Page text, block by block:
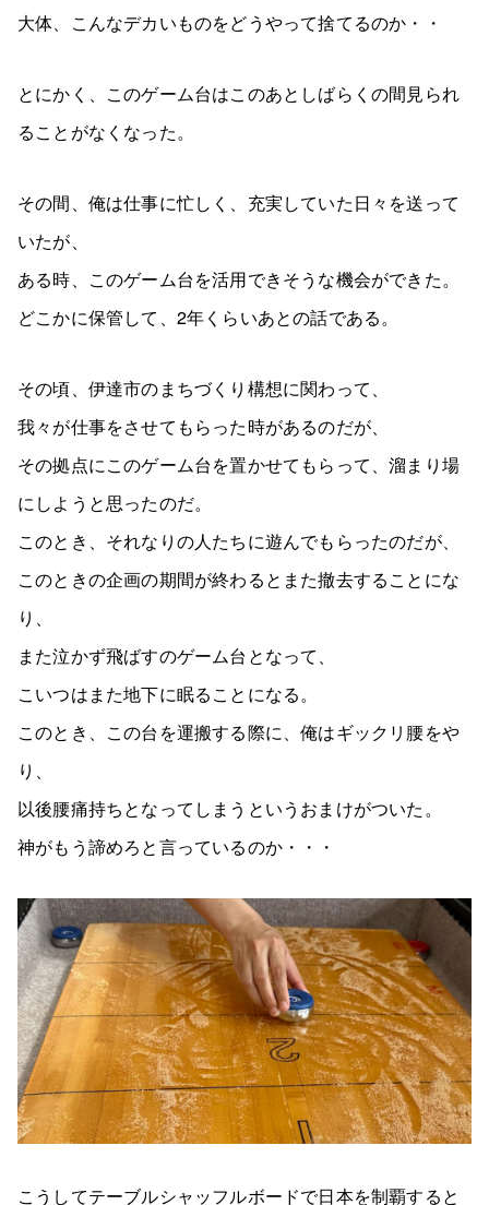
大体、こんなデカいものをどうやって捨てるのか・・
とにかく、このゲーム台はこのあとしばらくの間見られ
ることがなくなった。
その間、俺は仕事に忙しく、充実していた日々を送って
いたが、
ある時、このゲーム台を活用できそうな機会ができた。
どこかに保管して、2年くらいあとの話である。
その頃、伊達市のまちづくり構想に関わって、
我々が仕事をさせてもらった時があるのだが、
その拠点にこのゲーム台を置かせてもらって、溜まり場
にしようと思ったのだ。
このとき、それなりの人たちに遊んでもらったのだが、
このときの企画の期間が終わるとまた撤去することにな
り、
また泣かず飛ばすのゲーム台となって、
こいつはまた地下に眠ることになる。
このとき、この台を運搬する際に、俺はギックリ腰をや
り、
以後腰痛持ちとなってしまうというおまけがついた。
神がもう諦めろと言っているのか・・・
こうしてテーブルシャッフルボードで日本を制覇すると